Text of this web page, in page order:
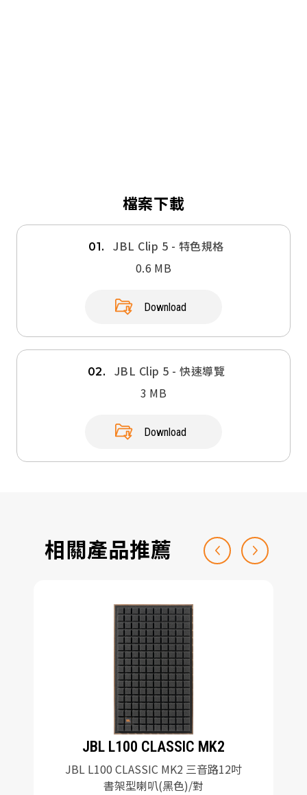
檔案下載
01.
JBL Clip 5 - 特色規格
0.6 MB
Download
02.
JBL Clip 5 - 快速導覽
3 MB
Download
相關產品推薦
JBL L100 CLASSIC MK2
JBL L100 CLASSIC MK2 三音路12吋
書架型喇叭(黑色)/對